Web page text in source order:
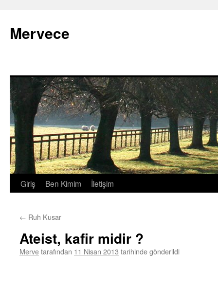
Mervece
Giriş Ben Kimim İletişim
← Ruh Kusar
Ateist, kafir midir ?
Mervetarafından 11 Nisan 2013 tarihinde gönderildi